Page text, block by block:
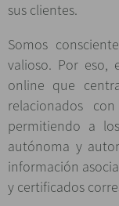
sus clientes.
Somos
valioso. Por eso,
online que
relacionados
permitiendo a
autónoma y
información
y certificados